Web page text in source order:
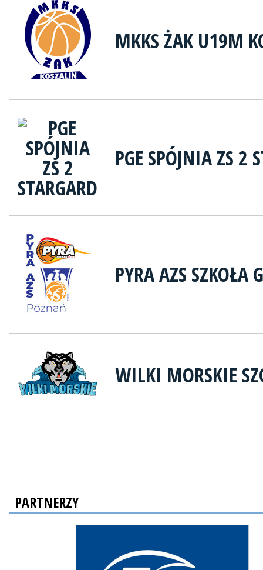
MKKS ŻAK U19M
PGE SPÓJNIA ZS 2
PYRA AZS SZKOŁA
WILKI MORSKIE
PARTNERZY